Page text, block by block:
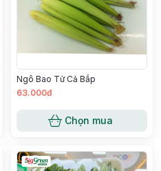
Ngô Bao Tử Cả Bắp
63.000đ
Chọn mua